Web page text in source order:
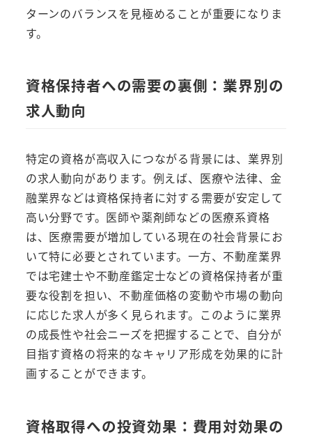
ターンのバランスを見極めることが重要になりま
す。
資格保持者への需要の裏側：業界別の
求人動向
特定の資格が高収入につながる背景には、業界別
の求人動向があります。例えば、医療や法律、金
融業界などは資格保持者に対する需要が安定して
高い分野です。医師や薬剤師などの医療系資格
は、医療需要が増加している現在の社会背景にお
いて特に必要とされています。一方、不動産業界
では宅建士や不動産鑑定士などの資格保持者が重
要な役割を担い、不動産価格の変動や市場の動向
に応じた求人が多く見られます。このように業界
の成長性や社会ニーズを把握することで、自分が
目指す資格の将来的なキャリア形成を効果的に計
画することができます。
資格取得への投資効果：費用対効果の